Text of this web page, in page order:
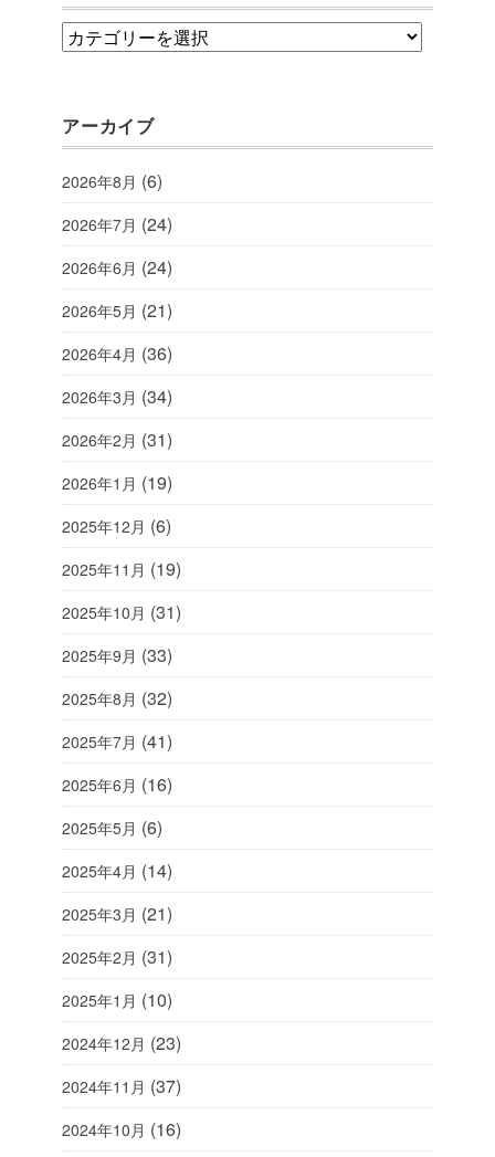
category
アーカイブ
2026年8月 (6)
2026年7月 (24)
2026年6月 (24)
2026年5月 (21)
2026年4月 (36)
2026年3月 (34)
2026年2月 (31)
2026年1月 (19)
2025年12月 (6)
2025年11月 (19)
2025年10月 (31)
2025年9月 (33)
2025年8月 (32)
2025年7月 (41)
2025年6月 (16)
2025年5月 (6)
2025年4月 (14)
2025年3月 (21)
2025年2月 (31)
2025年1月 (10)
2024年12月 (23)
2024年11月 (37)
2024年10月 (16)